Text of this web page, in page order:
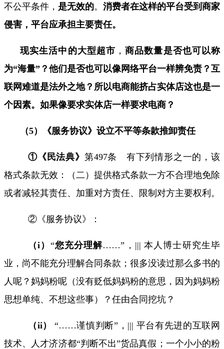
不公平条件， 是无效的。 消费者在这样的平台受到商家
侵害，平台应承担主要责任。
现实生活中的大型超市 ，商品数量是否也可以称
为“海量” ？他们是否也可以像网络平台一样辨免责？互
联网难道是法外之地？所以电商能挤占实体店这也是一
个因素。如果像要求实体店一样要求电商？
（5）《服务协议》设立不平等条款推卸责任
①《民法典》 第497条 有下列情形之一的，该
格式条款无效：（二）提供格式条款一方不合理地免除
或者减轻其责任、加重对方责任、限制对方主要权利。
②《服务协议》：
（i ） “您充分理解……” ， ||| 本人博士研究生毕
业，尚不能充分理解合同条款；很多没读过那么多书的
人呢？妈妈粉呢（没有贬低妈妈粉的意思，因为妈妈粉
思想单纯、不想这些事）？任由合同挖坑？
（ii） “……谨慎判断” ， ||| 平台有先进的互联网
技术、人才济济都“判断不出”货品真假；一个小小的粉